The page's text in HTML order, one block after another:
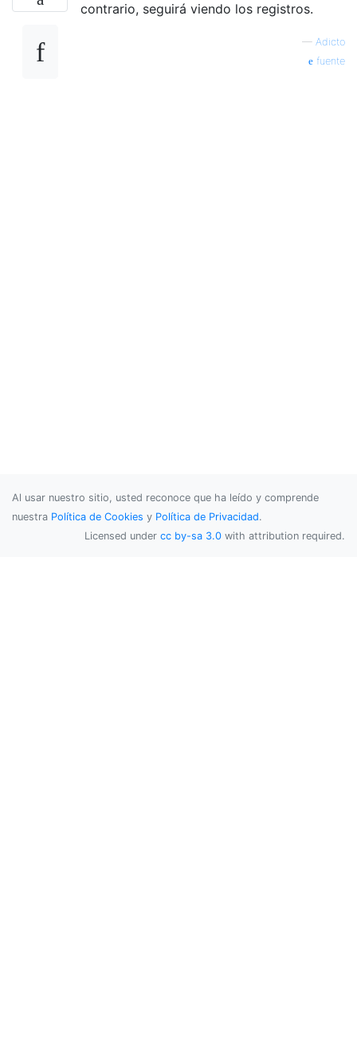
contrario, seguirá viendo los registros.
— Adicto
fuente
Al usar nuestro sitio, usted reconoce que ha leído y comprende
nuestra Política de Cookies y Política de Privacidad.
Licensed under cc by-sa 3.0 with attribution required.